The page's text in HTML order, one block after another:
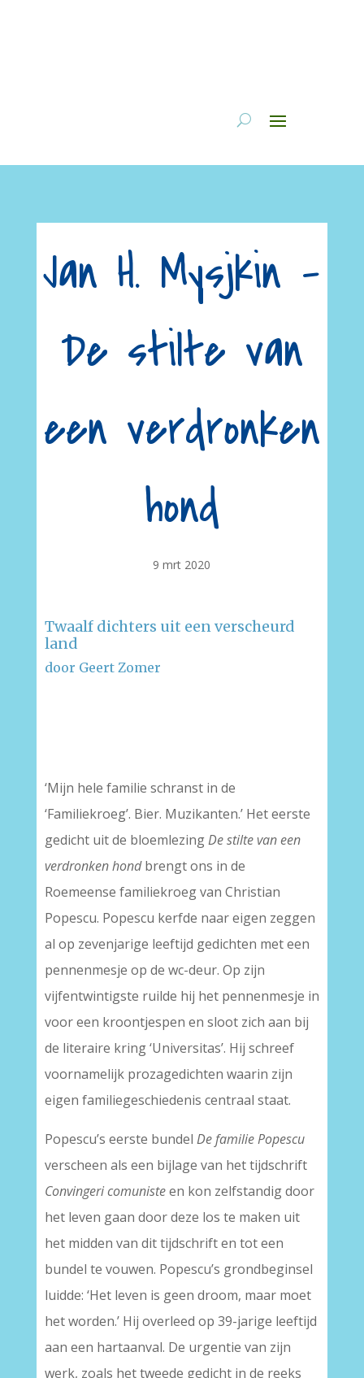
Jan H. Mysjkin –
De stilte van
een verdronken
hond
9 mrt 2020
Twaalf dichters uit een verscheurd
land
door Geert Zomer
‘Mijn hele familie schranst in de
‘Familiekroeg’. Bier. Muzikanten.’ Het eerste
gedicht uit de bloemlezingDe stilte van een
verdronken hondbrengt ons in de
Roemeense familiekroeg van Christian
Popescu. Popescu kerfde naar eigen zeggen
al op zevenjarige leeftijd gedichten met een
pennenmesje op de wc-deur. Op zijn
vijfentwintigste ruilde hij het pennenmesje in
voor een kroontjespen en sloot zich aan bij
de literaire kring ‘Universitas’. Hij schreef
voornamelijk prozagedichten waarin zijn
eigen familiegeschiedenis centraal staat.
Popescu’s eerste bundel De familie Popescu
verscheen als een bijlage van het tijdschrift
Convingeri comunisteen kon zelfstandig door
het leven gaan door deze los te maken uit
het midden van dit tijdschrift en tot een
bundel te vouwen. Popescu’s grondbeginsel
luidde: ‘Het leven is geen droom, maar moet
het worden.’ Hij overleed op 39-jarige leeftijd
aan een hartaanval. De urgentie van zijn
werk, zoals het tweede gedicht in de reeks